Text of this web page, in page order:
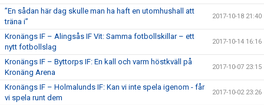
”En sådan här dag skulle man ha haft en utomhushall att
träna i”
2017-10-18 21:40
Kronängs IF – Alingsås IF Vit: Samma fotbollskillar – ett
nytt fotbollslag
2017-10-14 16:16
Kronängs IF – Byttorps IF: En kall och varm höstkväll på
Kronäng Arena
2017-10-07 23:15
Kronängs IF – Holmalunds IF: Kan vi inte spela igenom - får
vi spela runt dem
2017-10-02 23:26